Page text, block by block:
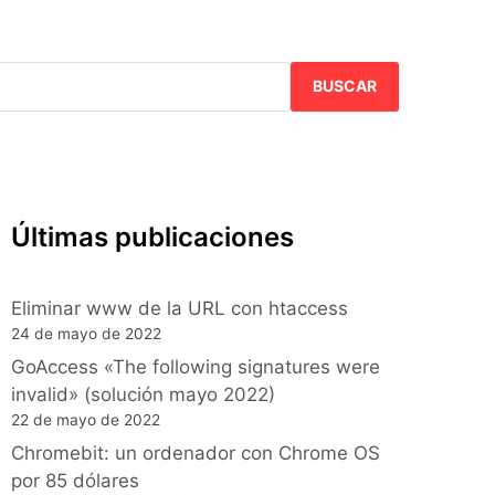
BUSCAR
Últimas publicaciones
Eliminar www de la URL con htaccess
24 de mayo de 2022
GoAccess «The following signatures were
invalid» (solución mayo 2022)
22 de mayo de 2022
Chromebit: un ordenador con Chrome OS
por 85 dólares